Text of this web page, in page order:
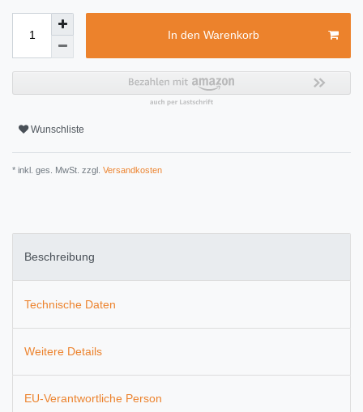
In den Warenkorb
Wunschliste
* inkl. ges. MwSt. zzgl. Versandkosten
Beschreibung
Technische Daten
Weitere Details
EU-Verantwortliche Person